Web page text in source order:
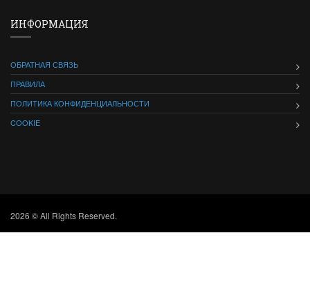
ИНФОРМАЦИЯ
ОБРАТНАЯ СВЯЗЬ
ПРАВИЛА
ПОЛИТИКА КОНФИДЕНЦИАЛЬНОСТИ
COOKIE
2026 © All Rights Reserved.